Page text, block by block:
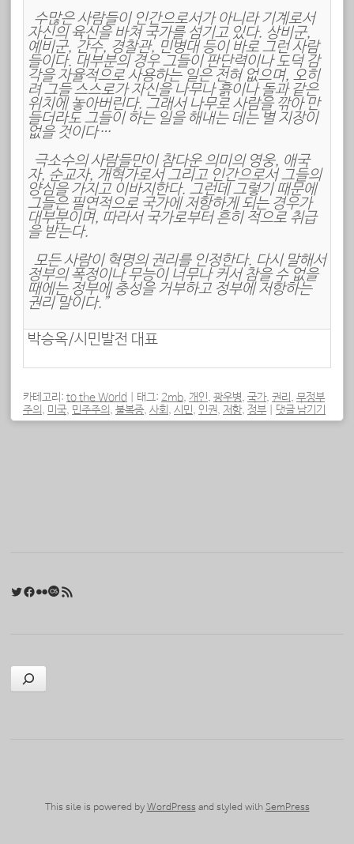
수많은 사람들이 인간으로서가 아니라 기계로서
자신의 육신을 바쳐 국가를 섬기고 있다. 상비군,
예비군, 간수, 경찰관, 민병대 등이 바로 그런 사람
들이다. 대부분의 경우 그들이 판단력이나 도덕 감
각을 자율적으로 사용하는 일은 전혀 없으며, 오히
려 그들 스스로가 자신을 나무나 흙이나 돌과 같은
위치에 놓아버린다. 그래서 나무로 사람을 깎아 만
들더라도 그들이 하는 일을 해내는 데는 별 지장이
없을 것이다…
극소수의 사람들만이 참다운 의미의 영웅, 애국
자, 순교자, 개혁가로서 그리고 인간으로서 그들의
양심을 가지고 이바지한다. 그런데 그렇기 때문에
그들은 필연적으로 국가에 저항하게 되는 경우가
대부분이며, 따라서 국가로부터 흔히 적으로 취급
을 받는다.
모든 사람이 혁명의 권리를 인정한다. 다시 말해서
정부의 폭정이나 무능이 너무나 커서 참을 수 없을
때에는 정부에 충성을 거부하고 정부에 저항하는
권리 말이다.”
박승옥/시민발전 대표
카테고리: to the World 태그: 2mb, 개인, 광우병, 국가, 권리 , 무정부
주의, 미국, 민주주의, 불복종, 사회, 시민, 인권, 저항, 정부 댓글 남기기
Twitter
Facebook
FlickrLast.fm
검색
This site is powered by WordPress and styled with SemPress